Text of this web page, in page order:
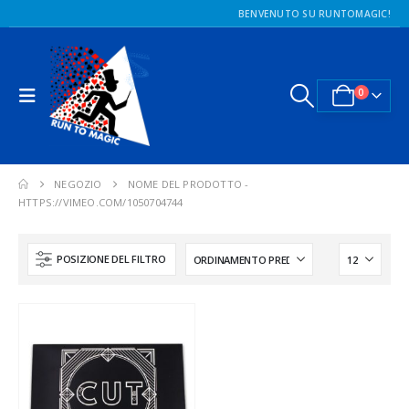
BENVENUTO SU RUNTOMAGIC!
0
NEGOZIO
NOME DEL PRODOTTO -
HTTPS://VIMEO.COM/1050704744
POSIZIONE DEL FILTRO